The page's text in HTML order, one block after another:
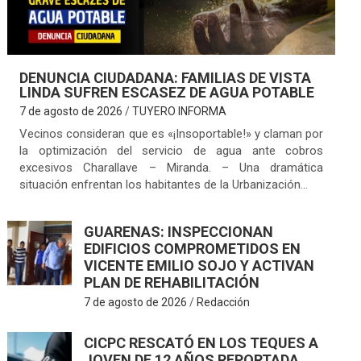
DENUNCIA CIUDADANA: FAMILIAS DE VISTA
LINDA SUFREN ESCASEZ DE AGUA POTABLE
7 de agosto de 2026 TUYERO INFORMA
Vecinos consideran que es «¡Insoportable!» y claman por
la optimización del servicio de agua ante cobros
excesivos Charallave – Miranda. – Una dramática
situación enfrentan los habitantes de la Urbanización…
GUARENAS: INSPECCIONAN
EDIFICIOS COMPROMETIDOS EN
VICENTE EMILIO SOJO Y ACTIVAN
PLAN DE REHABILITACIÓN
7 de agosto de 2026 Redacción
CICPC RESCATÓ EN LOS TEQUES A